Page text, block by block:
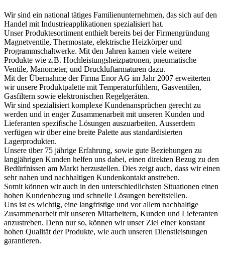
Wir sind ein national tätiges Familienunternehmen, das sich auf den
Handel mit Industrieapplikationen spezialisiert hat.
Unser Produktesortiment enthielt bereits bei der Firmengründung
Magnetventile, Thermostate, elektrische Heizkörper und
Programmschaltwerke. Mit den Jahren kamen viele weitere
Produkte wie z.B. Hochleistungsheizpatronen, pneumatische
Ventile, Manometer, und Druckluftarmaturen dazu.
Mit der Übernahme der Firma Enor AG im Jahr 2007 erweiterten
wir unsere Produktpalette mit Temperaturfühlern, Gasventilen,
Gasfiltern sowie elektronischen Regelgeräten.
Wir sind spezialisiert komplexe Kundenansprüchen gerecht zu
werden und in enger Zusammenarbeit mit unseren Kunden und
Lieferanten spezifische Lösungen auszuarbeiten. Ausserdem
verfügen wir über eine breite Palette aus standardisierten
Lagerprodukten.
Unsere über 75 jährige Erfahrung, sowie gute Beziehungen zu
langjährigen Kunden helfen uns dabei, einen direkten Bezug zu den
Bedürfnissen am Markt herzustellen. Dies zeigt auch, dass wir einen
sehr nahen und nachhaltigen Kundenkontakt anstreben.
Somit können wir auch in den unterschiedlichsten Situationen einen
hohen Kundenbezug und schnelle Lösungen bereitstellen.
Uns ist es wichtig, eine langfristige und vor allem nachhaltige
Zusammenarbeit mit unseren Mitarbeitern, Kunden und Lieferanten
anzustreben. Denn nur so, können wir unser Ziel einer konstant
hohen Qualität der Produkte, wie auch unseren Dienstleistungen
garantieren.